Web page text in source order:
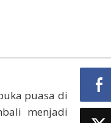
puasa di
menjadi